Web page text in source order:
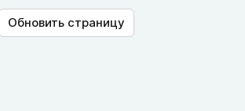
Обновить страницу